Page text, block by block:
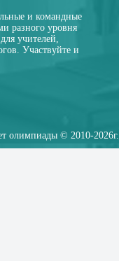
и командные
разного уровня
учителей,
Участвуйте и
олимпиады © 2010-2026г.